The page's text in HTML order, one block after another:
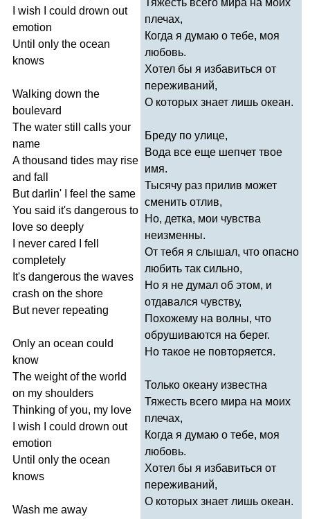
wish could drown out
emotion
Until only the ocean
knows
Walking down the
boulevard
The water still calls your
name
A thousand tides may rise
and fall
But darlin' feel the same
You said it's dangerous to
love so deeply
never cared
fell
completely
It's dangerous the waves
crash on the shore
But never repeating
Only an ocean could
know
The weight of the world
on my shoulders
Thinking of you, my love
wish could drown out
emotion
Until only the ocean
knows
Wash me away
плечах,
Когда я думаю о тебе, моя
любовь.
Хотел бы я избавиться от
переживаний,
О которых знает лишь океан.
Бреду по улице,
Вода все еще шепчет твое
имя.
Тысячу раз прилив может
сменить отлив,
Но, детка, мои чувства
неизменны.
От тебя я слышал, что опасно
любить так сильно,
Но я не думал об этом, и
отдавался чувству,
Похожему на волны, что
обрушиваются на берег.
Но такое не повторяется.
Только океану известна
Тяжесть всего мира на моих
плечах,
Когда я думаю о тебе, моя
любовь.
Хотел бы я избавиться от
переживаний,
О которых знает лишь океан.